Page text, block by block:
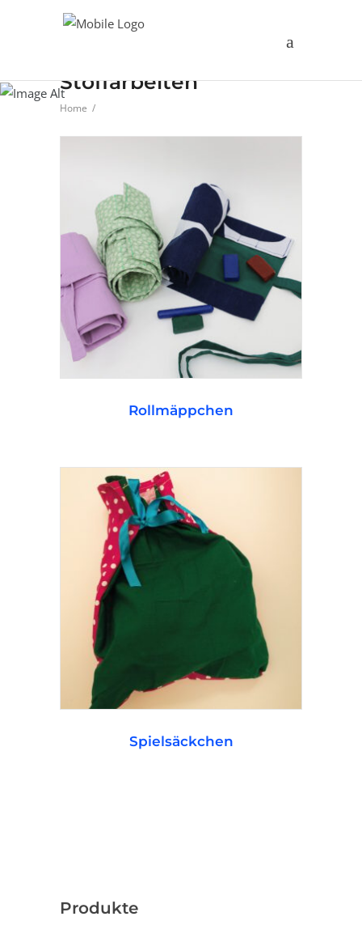
Stoffarbeiten
Home /
Rollmäppchen
Spielsäckchen
Produkte